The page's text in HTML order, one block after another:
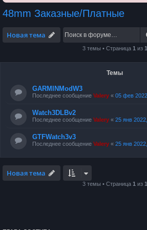
48mm Заказные/Платные
Новая тема
3 темы • Страница 1 из 1
Темы
GARMINModW3
Последнее сообщение Valery « 05 фев
Watch3DLBv2
Последнее сообщение Valery « 25 янв
GTFWatch3v3
Последнее сообщение Valery « 25 янв
Новая тема
3 темы • Страница 1 из 1